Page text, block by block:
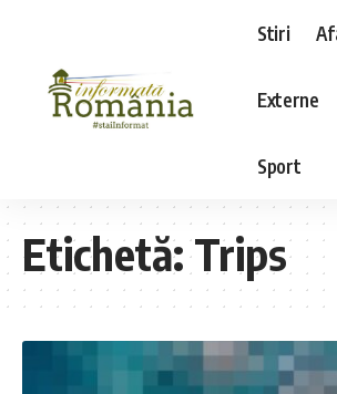
Stiri
Externe
Sport
Etichetă:Trips